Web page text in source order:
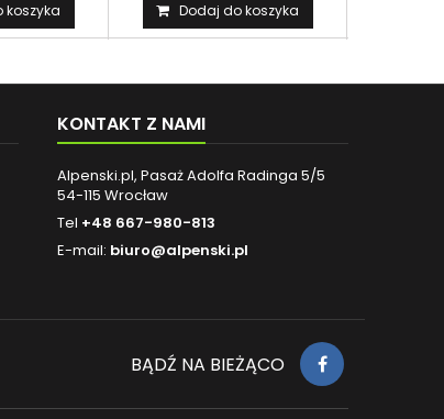
koszyka Dodaj do koszyka
KONTAKT Z NAMI
Alpenski.pl, Pasaż Adolfa Radinga 5/5
54-115 Wrocław
Tel +48 667-980-813
E-mail: biuro@alpenski.pl
BĄDŹ NA BIEŻĄCO